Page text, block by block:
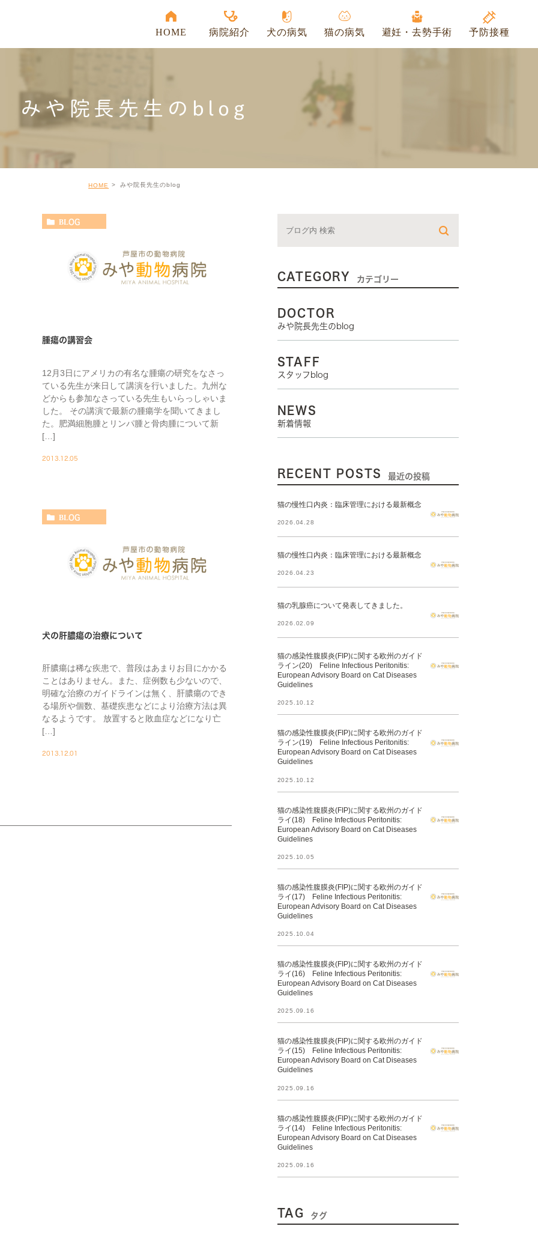
HOME 病院紹介 犬の病気 猫の病気 避妊・去勢手術 予防接種
みや院長先生のblog
HOME みや院長先生のblog
BLOG
腫瘍の講習会
12月3日にアメリカの有名な腫瘍の研究をなさっ
ている先生が来日して講演を行いました。九州な
どからも参加なさっている先生もいらっしゃいま
した。 その講演で最新の腫瘍学を聞いてきまし
た。肥満細胞腫とリンパ腫と骨肉腫について新
[…]
2013.12.05
BLOG
犬の肝膿瘍の治療について
肝膿瘍は稀な疾患で、普段はあまりお目にかかる
ことはありません。また、症例数も少ないので、
明確な治療のガイドラインは無く、肝膿瘍のでき
る場所や個数、基礎疾患などにより治療方法は異
なるようです。 放置すると敗血症などになり亡
[…]
2013.12.01
CATEGORY カテゴリー
DOCTOR
みや院長先生のblog
STAFF
スタッフblog
NEWS
新着情報
RECENT POSTS 最近の投稿
猫の慢性口内炎：臨床管理における最新概念
2026.04.28
猫の慢性口内炎：臨床管理における最新概念
2026.04.23
猫の乳腺癌について発表してきました。
2026.02.09
猫の感染性腹膜炎(FIP)に関する欧州のガイド
ライン(20) Feline Infectious Peritonitis:
European Advisory Board on Cat Diseases
Guidelines
2025.10.12
猫の感染性腹膜炎(FIP)に関する欧州のガイド
ライン(19) Feline Infectious Peritonitis:
European Advisory Board on Cat Diseases
Guidelines
2025.10.12
猫の感染性腹膜炎(FIP)に関する欧州のガイド
ライ(18) Feline Infectious Peritonitis:
European Advisory Board on Cat Diseases
Guidelines
2025.10.05
猫の感染性腹膜炎(FIP)に関する欧州のガイド
ライ(17) Feline Infectious Peritonitis:
European Advisory Board on Cat Diseases
Guidelines
2025.10.04
猫の感染性腹膜炎(FIP)に関する欧州のガイド
ライ(16) Feline Infectious Peritonitis:
European Advisory Board on Cat Diseases
Guidelines
2025.09.16
猫の感染性腹膜炎(FIP)に関する欧州のガイド
ライ(15) Feline Infectious Peritonitis:
European Advisory Board on Cat Diseases
Guidelines
2025.09.16
猫の感染性腹膜炎(FIP)に関する欧州のガイド
ライ(14) Feline Infectious Peritonitis:
European Advisory Board on Cat Diseases
Guidelines
2025.09.16
TAG タグ